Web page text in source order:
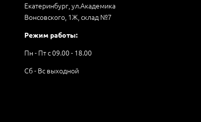
Екатеринбург, ул.Академика
Вонсовского, 1Ж, склад №7
Режим работы:
Пн - Пт с 09.00 - 18.00
Сб - Вс выходной